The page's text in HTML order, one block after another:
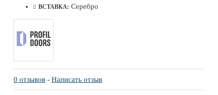
ВСТАВКА: Серебро
0 отзывов - Написать отзыв